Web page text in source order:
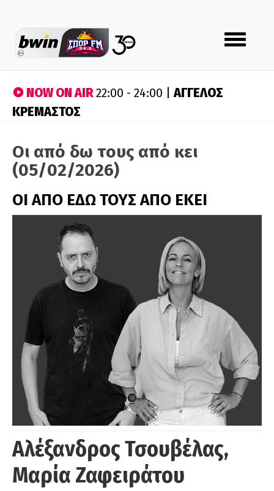
Toggle
navigation
NOW ON AIR22:00 - 24:00 |ΑΓΓΕΛΟΣ
ΚΡΕΜΑΣΤΟΣ
Οι από δω τους από κει
(05/02/2026)
ΟΙ ΑΠΟ ΕΔΩ ΤΟΥΣ ΑΠΟ ΕΚΕΙ
Αλέξανδρος Τσουβέλας,
Μαρία Ζαφειράτου